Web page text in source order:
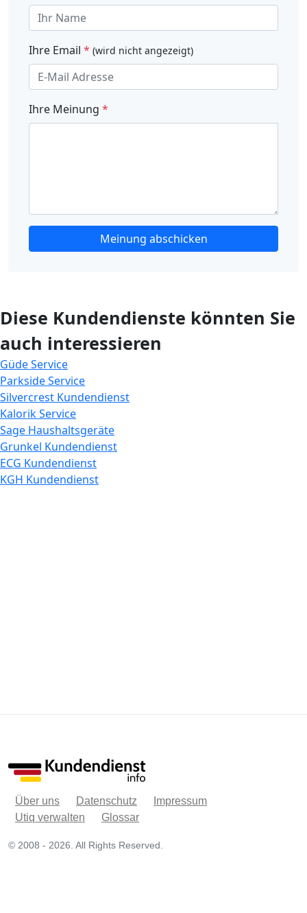
Ihre Email * (wird nicht angezeigt)
Ihre Meinung *
Meinung abschicken
Diese Kundendienste könnten Sie
auch interessieren
Güde Service
Parkside Service
Silvercrest Kundendienst
Kalorik Service
Sage Haushaltsgeräte
Grunkel Kundendienst
ECG Kundendienst
KGH Kundendienst
Über uns Datenschutz
Impressum
Utiq verwalten
Glossar
© 2008 - 2026. All Rights Reserved.